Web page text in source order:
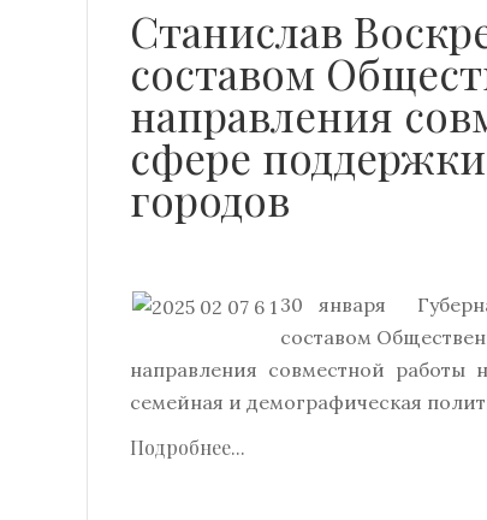
Станислав
составом
направления
сфере
городов
30 января
составом
направления совместной
семейная и демографическая
Подробнее...